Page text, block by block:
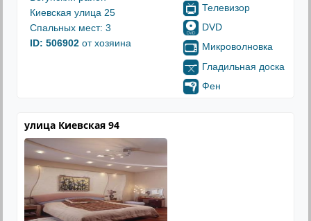
Киевская улица 25
Спальных мест: 3
ID: 506902 от хозяина
Телевизор
DVD
Микроволновка
Гладильная доска
Фен
улица Киевская 94